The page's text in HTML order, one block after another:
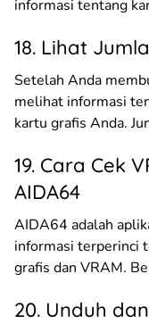
informasi tentang
18. Lihat
Setelah Anda
melihat informasi
kartu grafis Anda.
19. Cara Cek
AIDA64
AIDA64 adalah
informasi terperinci
grafis dan VRAM.
20. Unduh